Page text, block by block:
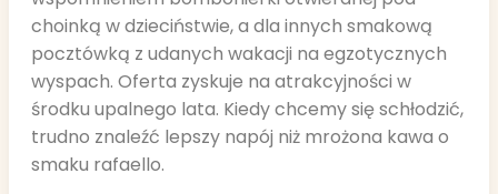
choinką w dzieciństwie, a dla innych smakową
pocztówką z udanych wakacji na egzotycznych
wyspach. Oferta zyskuje na atrakcyjności w
środku upalnego lata. Kiedy chcemy się schłodzić,
trudno znaleźć lepszy napój niż mrożona kawa o
smaku rafaello.